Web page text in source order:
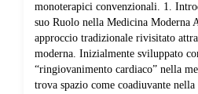
monoterapici convenzionali. 1.
suo Ruolo nella Medicina Moderna
approccio tradizionale rivisitato
moderna. Inizialmente sviluppato
“ringiovanimento cardiaco” nella
trova spazio come coadiuvante